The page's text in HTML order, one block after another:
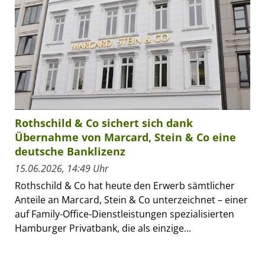
Rothschild & Co sichert sich dank
Übernahme von Marcard, Stein & Co eine
deutsche Banklizenz
15.06.2026, 14:49 Uhr
Rothschild & Co hat heute den Erwerb sämtlicher
Anteile an Marcard, Stein & Co unterzeichnet – einer
auf Family-Office-Dienstleistungen spezialisierten
Hamburger Privatbank, die als einzige...